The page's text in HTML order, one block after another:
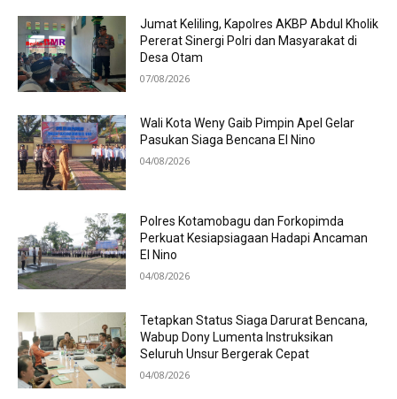
Jumat Keliling, Kapolres AKBP Abdul Kholik
Pererat Sinergi Polri dan Masyarakat di
Desa Otam
07/08/2026
Wali Kota Weny Gaib Pimpin Apel Gelar
Pasukan Siaga Bencana El Nino
04/08/2026
Polres Kotamobagu dan Forkopimda
Perkuat Kesiapsiagaan Hadapi Ancaman
El Nino
04/08/2026
Tetapkan Status Siaga Darurat Bencana,
Wabup Dony Lumenta Instruksikan
Seluruh Unsur Bergerak Cepat
04/08/2026